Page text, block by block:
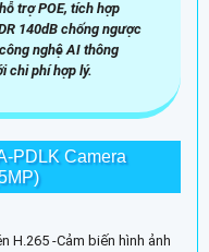
trợ POE, tích hợp
140dB chống ngược
nghệ AI thông
chi phí hợp lý.
PDLK Camera
H.265 -Cảm biến hình ảnh